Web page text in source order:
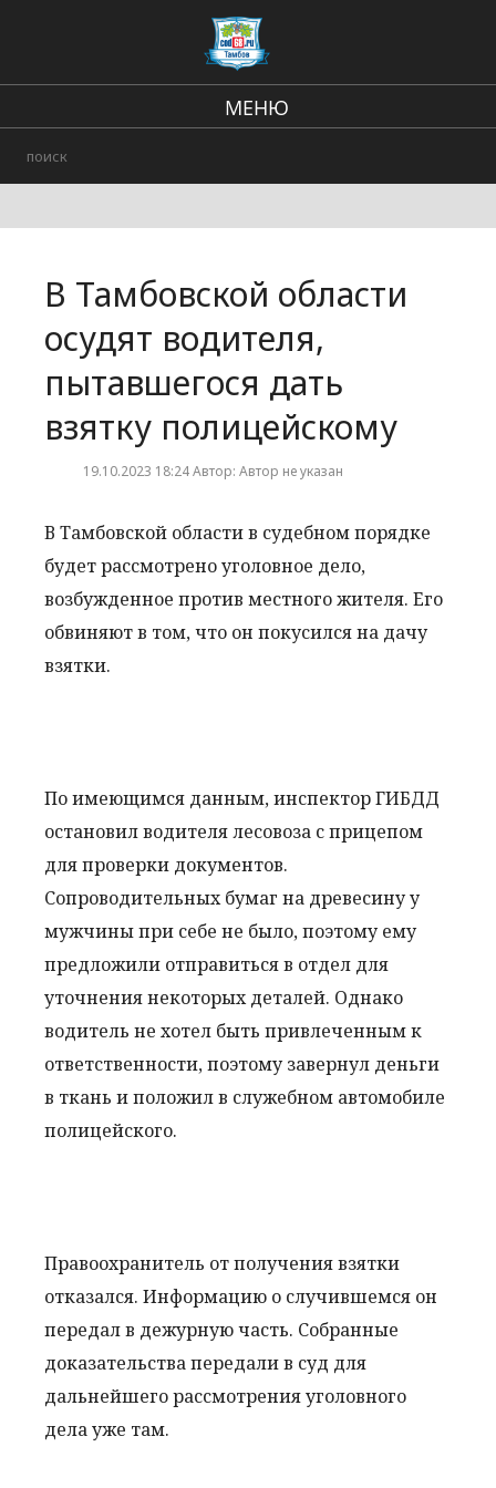
МЕНЮ
Городские события
В Тамбовской области
осудят водителя,
пытавшегося дать
взятку полицейскому
19.10.2023 18:24 Автор: Автор не указан
В Тамбовской области в судебном порядке
будет рассмотрено уголовное дело,
возбужденное против местного жителя. Его
обвиняют в том, что он покусился на дачу
взятки.
По имеющимся данным, инспектор ГИБДД
остановил водителя лесовоза с прицепом
для проверки документов.
Сопроводительных бумаг на древесину у
мужчины при себе не было, поэтому ему
предложили отправиться в отдел для
уточнения некоторых деталей. Однако
водитель не хотел быть привлеченным к
ответственности, поэтому завернул деньги
в ткань и положил в служебном автомобиле
полицейского.
Правоохранитель от получения взятки
отказался. Информацию о случившемся он
передал в дежурную часть. Собранные
доказательства передали в суд для
дальнейшего рассмотрения уголовного
дела уже там.